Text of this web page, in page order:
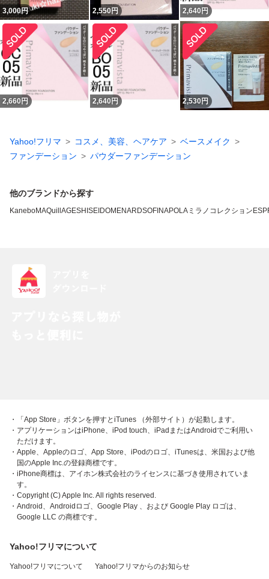
3,000円 2,550円 2,640 円
2,660 円 2,640 円 2,530円
Yahoo!フリマ コスメ、美容、ヘアケア
ベースメイク
ファンデーション
パウダーファンデーション
他のブランドから探す
KaneboMAQuillAGESHISEIDOMENARDSOFINAPOLA ミラノコレクション
・「App Store」ボタンを押すとiTunes （外部サイト）が起動します。
・アプリケーションはiPhone、iPod touch、iPadまたはAndroidでご利用い
ただけます。
・Apple、Appleのロゴ、App Store、iPodのロゴ、iTunesは、米国および他
国のApple Inc.の登録商標です。
・iPhone商標は、アイホン株式会社のライセンスに基づき使用されていま
す。
・Copyright (C) Apple Inc. All rights reserved.
・Android、Androidロゴ、Google Play 、および Google Play ロゴは、
Google LLC の商標です。
Yahoo!フリマについて
Yahoo!フリマについて Yahoo!フリマからのお知らせ